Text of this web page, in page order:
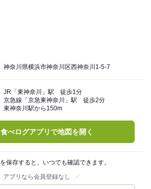
神奈川県横浜市神奈川区西神奈川1-5-7
JR「東神奈川」駅 徒歩1分
京急線「京急東神奈川」駅 徒歩2分
東神奈川駅から150m
食べログアプリで地図を開く
保存すると、いつでも確認できます。
アプリなら会員登録なし